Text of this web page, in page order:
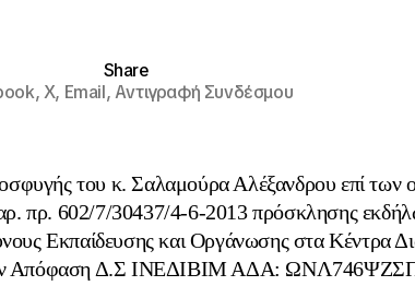
Share
X, Email,Αντιγραφή Συνδέσμου
του κ. Σαλαμούρα Αλέξανδρου επί των
πρ. 602/7/30437/4-6-2013 πρόσκλησης
Εκπαίδευσης και Οργάνωσης στα Κέντρα
Απόφαση Δ.Σ ΙΝΕΔΙΒΙΜ ΑΔΑ: